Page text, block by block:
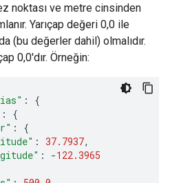
noktası ve metre cinsinden
Yarıçap değeri 0,0 ile
(bu değerler dahil) olmalıdır.
0,0'dır. Örneğin:
:
{
:
{
:
{
: 37.7937,
: -122.3965